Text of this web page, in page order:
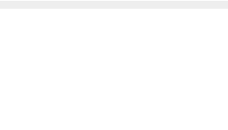
아시아 역사를 꿰뚫는 인문학적 성찰에 이르
자가 작아 독서에 어려움을 겪는 모든 분들에